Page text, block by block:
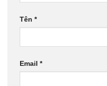
Tên *
Email *